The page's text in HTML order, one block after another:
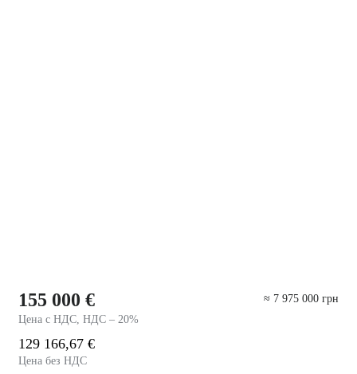
155 000 €
Цена с НДС, НДС – 20%
≈ 7 975 000 грн
129 166,67 €
Цена без НДС